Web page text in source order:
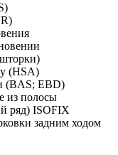
(HSA)
(BAS; EBD)
из полосы
ряд) ISOFIX
задним ходом